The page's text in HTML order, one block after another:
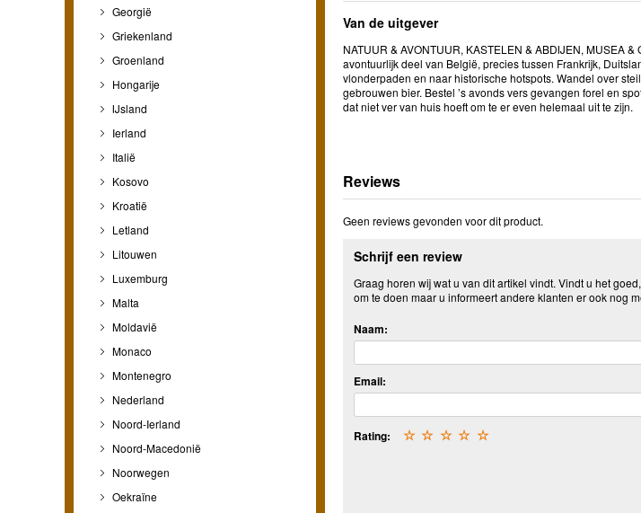
Georgië
Griekenland
Groenland
Hongarije
IJsland
Ierland
Italië
Kosovo
Kroatië
Letland
Litouwen
Luxemburg
Malta
Moldavië
Monaco
Montenegro
Nederland
Noord-Ierland
Noord-Macedonië
Noorwegen
Oekraïne
Van de uitgever
NATUUR & AVONTUUR, KASTELEN & ABDIJEN, MUSEA
avontuurlijk deel van België, precies tussen Frankrijk,
vlonderpaden en naar historische hotspots. Wandel over
gebrouwen bier. Bestel ’s avonds vers gevangen forel en
dat niet ver van huis hoeft om te er even helemaal uit te zijn.
Reviews
Geen reviews gevonden voor dit product.
Schrijf een review
Graag horen wij wat u van dit artikel vindt. Vindt u het
om te doen maar u informeert andere klanten er ook nog
Naam:
Email:
Rating: ☆
☆
☆
☆
☆